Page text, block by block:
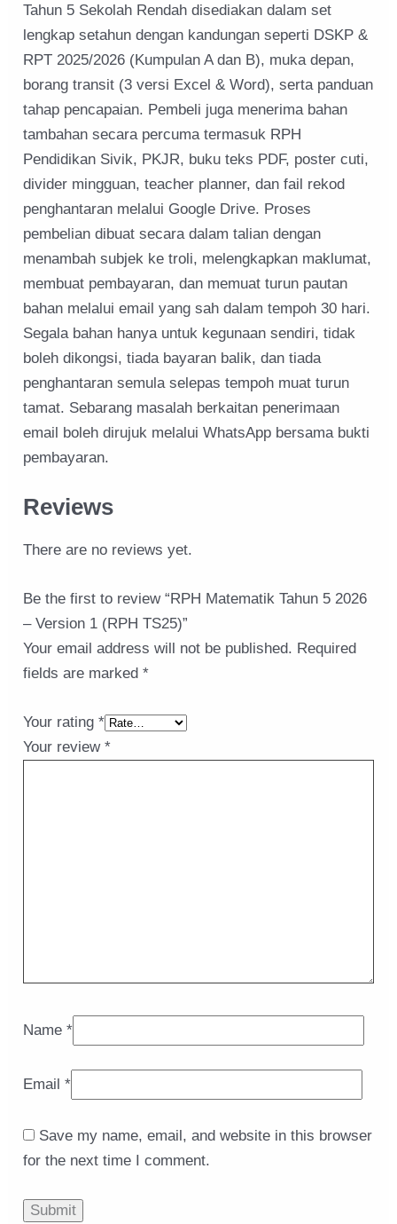
Tahun 5 Sekolah Rendah disediakan dalam set
lengkap setahun dengan kandungan seperti DSKP &
RPT 2025/2026 (Kumpulan A dan B), muka depan,
borang transit (3 versi Excel & Word), serta panduan
tahap pencapaian. Pembeli juga menerima bahan
tambahan secara percuma termasuk RPH
Pendidikan Sivik, PKJR, buku teks PDF, poster cuti,
divider mingguan, teacher planner, dan fail rekod
penghantaran melalui Google Drive. Proses
pembelian dibuat secara dalam talian dengan
menambah subjek ke troli, melengkapkan maklumat,
membuat pembayaran, dan memuat turun pautan
bahan melalui email yang sah dalam tempoh 30 hari.
Segala bahan hanya untuk kegunaan sendiri, tidak
boleh dikongsi, tiada bayaran balik, dan tiada
penghantaran semula selepas tempoh muat turun
tamat. Sebarang masalah berkaitan penerimaan
email boleh dirujuk melalui WhatsApp bersama bukti
pembayaran.
Reviews
There are no reviews yet.
Be the first to review “RPH Matematik Tahun 5 2026
– Version 1 (RPH TS25)”
Your email address will not be published. Required
fields are marked*
Your rating*
Your review*
Name*
Email*
Save my name, email, and website in this browser
for the next time I comment.